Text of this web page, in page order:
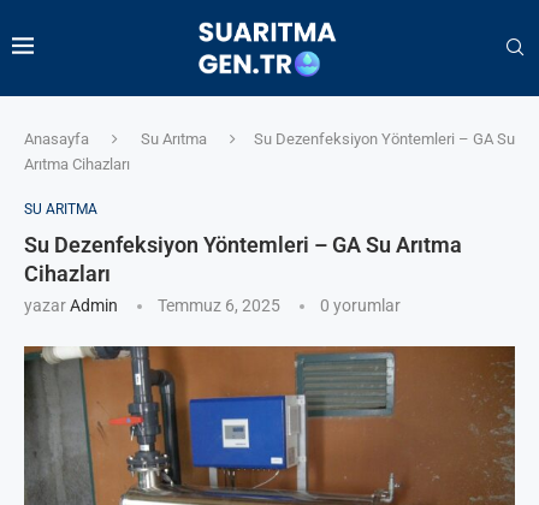
Anasayfa Su Arıtma
Su Dezenfeksiyon Yöntemleri – GA Su
Arıtma Cihazları
SU ARITMA
Su Dezenfeksiyon Yöntemleri – GA Su Arıtma
Cihazları
yazarAdmin Temmuz 6, 2025 0 yorumlar